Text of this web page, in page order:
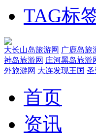
TAG标
大长山岛旅游网 广鹿岛旅
神岛旅游网 庄河黑岛旅游
外旅游网 大连发现王国 圣
首页
资讯